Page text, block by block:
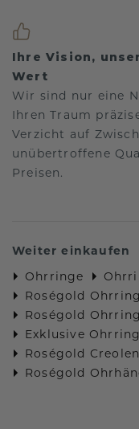
Ihre Vision,
Wert
Wir sind nur eine
Ihren Traum
Verzicht auf
unübertroffene
Preisen.
Weiter einkaufen
Ohrringe
Roségold
Roségold
Exklusive
Roségold Creolen
Roségold